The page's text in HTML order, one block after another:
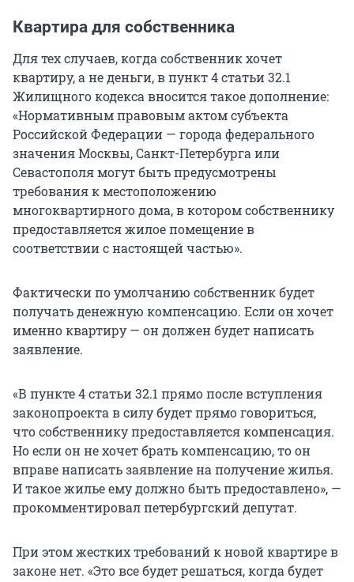
Квартира для собственника
Для тех случаев, когда собственник хочет
квартиру, а не деньги, в пункт 4 статьи 32.1
Жилищного кодекса вносится такое дополнение:
«Нормативным правовым актом субъекта
Российской Федерации — города федерального
значения Москвы, Санкт-Петербурга или
Севастополя могут быть предусмотрены
требования к местоположению
многоквартирного дома, в котором собственнику
предоставляется жилое помещение в
соответствии с настоящей частью».
Фактически по умолчанию собственник будет
получать денежную компенсацию. Если он хочет
именно квартиру — он должен будет написать
заявление.
«В пункте 4 статьи 32.1 прямо после вступления
законопроекта в силу будет прямо говориться,
что собственнику предоставляется компенсация.
Но если он не хочет брать компенсацию, то он
вправе написать заявление на получение жилья.
И такое жилье ему должно быть предоставлено», —
прокомментировал петербургский депутат.
При этом жестких требований к новой квартире в
законе нет. «Это все будет решаться, когда будет